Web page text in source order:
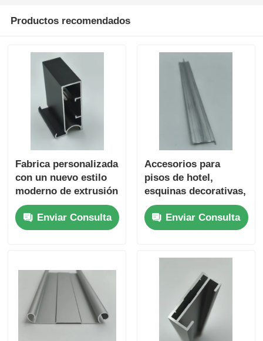
Productos recomendados
Fabrica personalizada
con un nuevo estilo
moderno de extrusión
de aluminio G manija
para perfiles de
gabinete
Enviar Consulta
Accesorios para
pisos de hotel,
esquinas decorativas,
ladrillos metálicos
decorativos de
aleación de aluminio
Enviar Consulta